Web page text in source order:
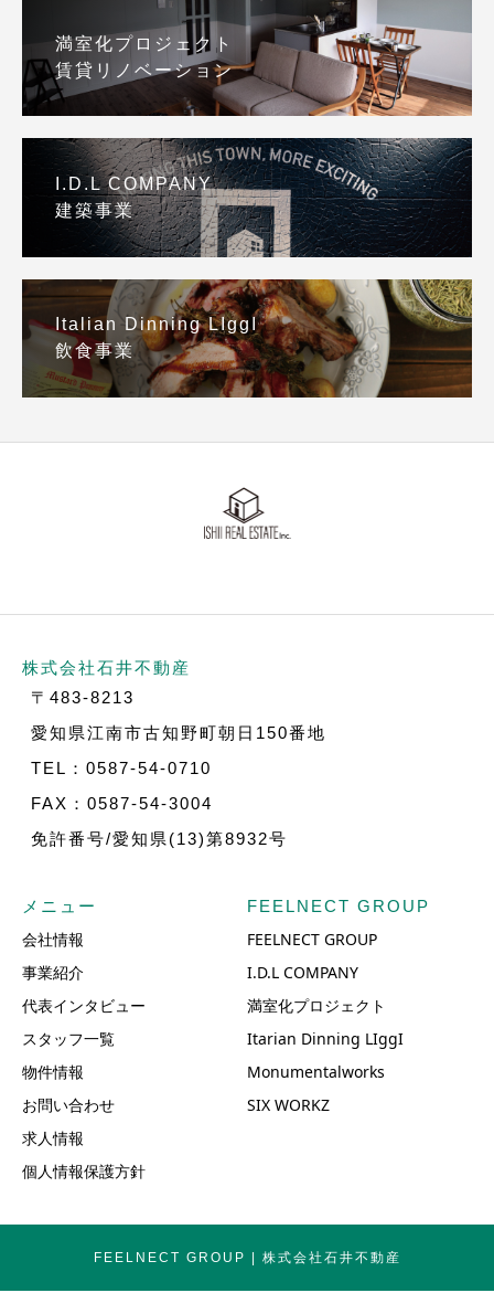
満室化プロジェクト
賃貸リノベーション
I.D.L COMPANY
建築事業
Italian Dinning LIggI
飲食事業
株式会社石井不動産
〒483-8213
愛知県江南市古知野町朝日150番地
TEL：0587-54-0710
FAX：0587-54-3004
免許番号/愛知県(13)第8932号
メニュー
会社情報
事業紹介
代表インタビュー
スタッフ一覧
物件情報
お問い合わせ
求人情報
個人情報保護方針
FEELNECT GROUP
FEELNECT GROUP
I.D.L COMPANY
満室化プロジェクト
Itarian Dinning LIggI
Monumentalworks
SIX WORKZ
FEELNECT GROUP | 株式会社石井不動産